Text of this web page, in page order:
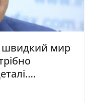
швидкий мир